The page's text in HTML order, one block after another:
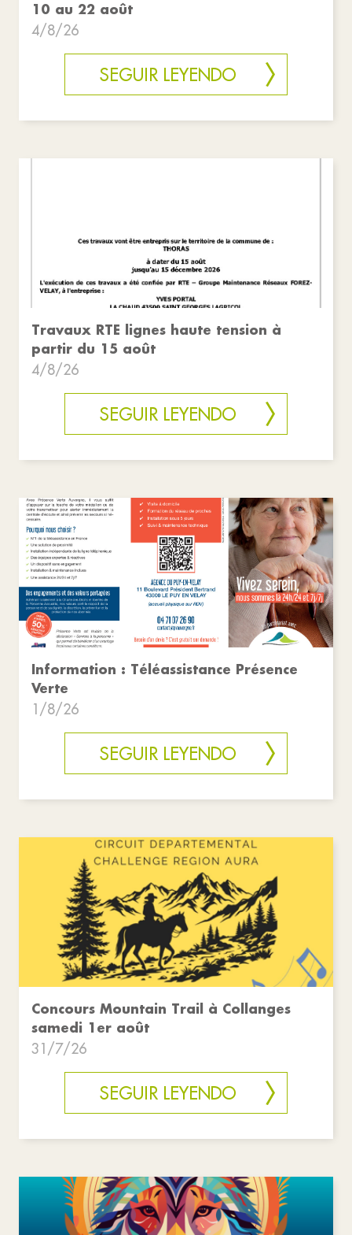
10 au 22 août
4/8/26
SEGUIR LEYENDO
Travaux RTE lignes haute tension à
partir du 15 août
4/8/26
SEGUIR LEYENDO
Information : Téléassistance Présence
Verte
1/8/26
SEGUIR LEYENDO
Concours Mountain Trail à Collanges
samedi 1er août
31/7/26
SEGUIR LEYENDO